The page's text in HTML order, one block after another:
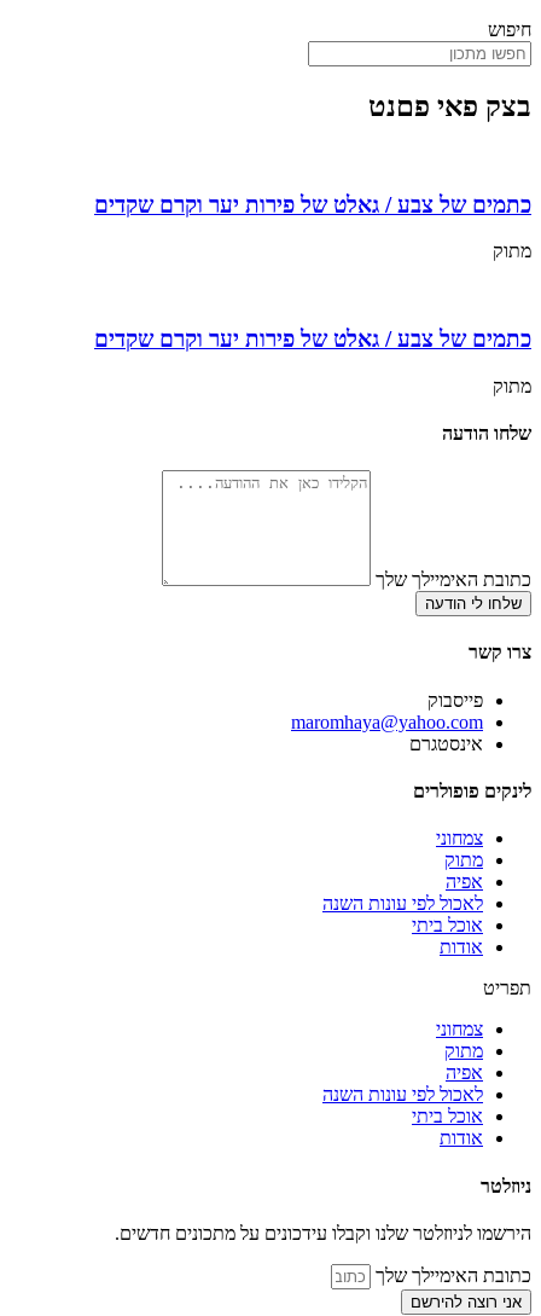
חיפוש
בצק פאי פםנט
כתמים של צבע / גאלט של פירות יער וקרם שקדים
מתוק
כתמים של צבע / גאלט של פירות יער וקרם שקדים
מתוק
שלחו הודעה
כתובת האימיילך שלך
שלחו לי הודעה
צרו קשר
פייסבוק
‫maromhaya@yahoo.com
אינסטגרם
לינקים פופולרים
צמחוני
מתוק
אפיה
לאכול לפי עונות השנה
אוכל ביתי
אודות
תפריט
צמחוני
מתוק
אפיה
לאכול לפי עונות השנה
אוכל ביתי
אודות
ניוזלטר
הירשמו לניוזלטר שלנו וקבלו עידכונים על מתכונים חדשים.
כתובת האימיילך שלך
אני רוצה להירשם